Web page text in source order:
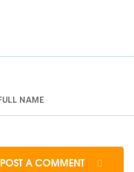
POST A COMMENT